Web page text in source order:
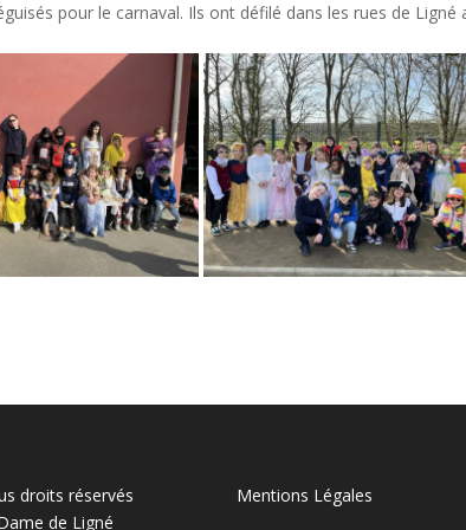
pour le carnaval. Ils ont défilé dans les rues de Ligné
droits réservés
de Ligné
Mentions Légales